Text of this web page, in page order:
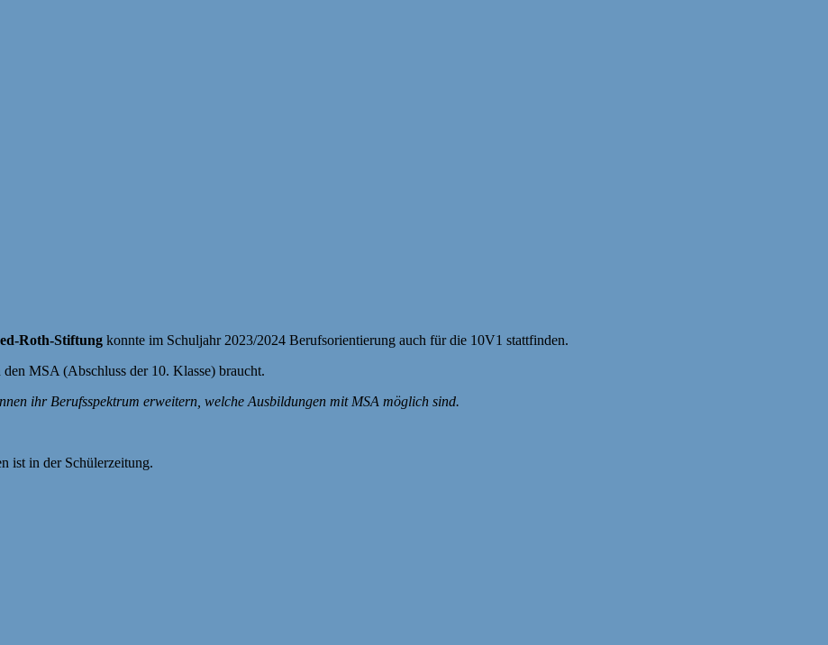
Roth-Stiftung konnte im Schuljahr 2023/2024 Berufsorientierung auch für die 10V1 stattfinden.
MSA (Abschluss der 10. Klasse) braucht.
ihr Berufsspektrum erweitern, welche Ausbildungen mit MSA möglich sind.
ist in der Schülerzeitung.